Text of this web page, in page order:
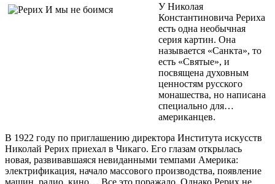
У Николая
Константиновича Рериха
есть одна необычная
серия картин. Она
называется «Санкта», то
есть «Святые», и
посвящена духовным
ценностям русского
монашества, но написана
специально для…
американцев.
В 1922 году по приглашению директора Института искусств
Николай Рерих приехал в Чикаго. Его глазам открылась
новая, развивавшаяся невиданными темпами Америка:
электрификация, начало массового производства, появление
машин, радио, кино… Все это поражало. Однако Рерих не